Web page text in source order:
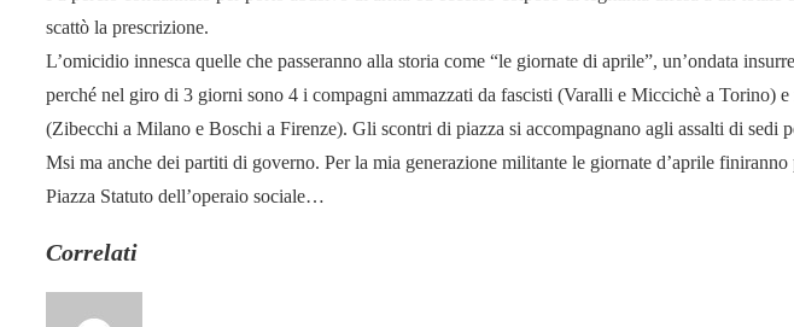
scattò la prescrizione.
L’omicidio innesca quelle che passeranno alla storia come “le giornate di aprile”, un’ondata
perché nel giro di 3 giorni sono 4 i compagni ammazzati da fascisti (Varalli e Miccichè a Torino) e
(Zibecchi a Milano e Boschi a Firenze). Gli scontri di piazza si accompagnano agli assalti di sedi
Msi ma anche dei partiti di governo. Per la mia generazione militante le giornate d’aprile finiranno
Piazza Statuto dell’operaio sociale…
Correlati